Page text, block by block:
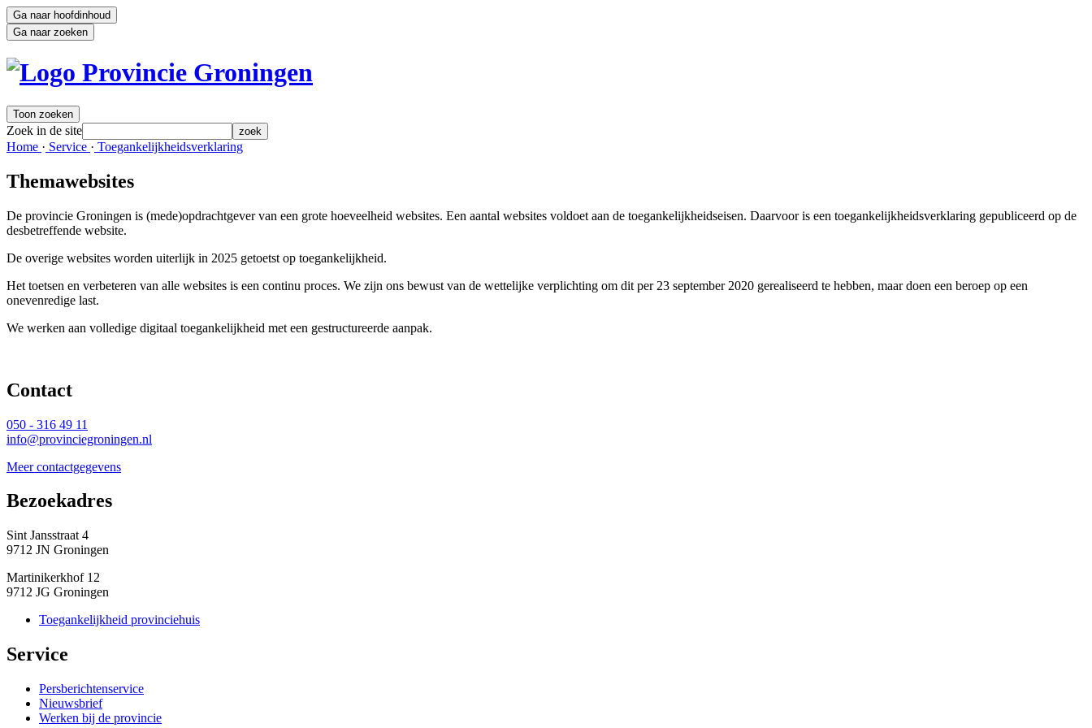
Ga naar hoofdinhoud
Ga naar zoeken
Toon zoeken
Zoek in de site zoek
Home · Service · Toegankelijkheidsverklaring
Themawebsites
De provincie Groningen is (mede)opdrachtgever van een grote hoeveelheid websites. Een aantal websites voldoet aan de toegankelijkheidseisen. Daarvoor is een toegankelijkheidsverklaring gepubliceerd op de
desbetreffende website.
De overige websites worden uiterlijk in 2025 getoetst op toegankelijkheid.
Het toetsen en verbeteren van alle websites is een continu proces. We zijn ons bewust van de wettelijke verplichting om dit per 23 september 2020 gerealiseerd te hebben, maar doen een beroep op een
onevenredige last.
We werken aan volledige digitaal toegankelijkheid met een gestructureerde aanpak.
Contact
050 - 316 49 11
info@provinciegroningen.nl
Meer contactgegevens
Bezoekadres
Sint Jansstraat 4
9712 JN Groningen
Martinikerkhof 12
9712 JG Groningen
Toegankelijkheid provinciehuis
Service
Persberichtenservice
Nieuwsbrief
Werken bij de provincie